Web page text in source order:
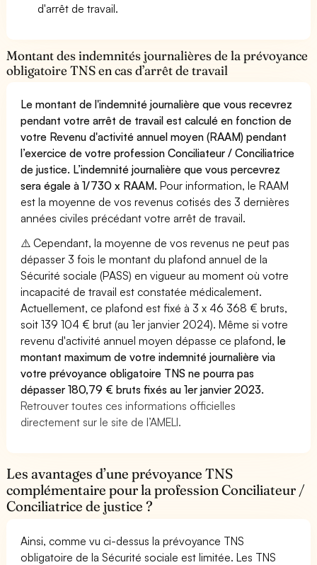
d'arrêt de travail.
Montant des indemnités journalières de la prévoyance
obligatoire TNS en cas d’arrêt de travail
Le montant de l'indemnité journalière que vous recevrez
pendant votre arrêt de travail est calculé en fonction de
votre Revenu d'activité annuel moyen (RAAM) pendant
l’exercice de votre profession Conciliateur / Conciliatrice
de justice. L’indemnité journalière que vous percevrez
sera égale à 1/730 x RAAM. Pour information, le RAAM
est la moyenne de vos revenus cotisés des 3 dernières
années civiles précédant votre arrêt de travail.
⚠️ Cependant, la moyenne de vos revenus ne peut pas
dépasser 3 fois le montant du plafond annuel de la
Sécurité sociale (PASS) en vigueur au moment où votre
incapacité de travail est constatée médicalement.
Actuellement, ce plafond est fixé à 3 x 46 368 € bruts,
soit 139 104 € brut (au 1er janvier 2024). Même si votre
revenu d'activité annuel moyen dépasse ce plafond,le
montant maximum de votre indemnité journalière via
votre prévoyance obligatoire TNS ne pourra pas
dépasser 180,79 € bruts fixés au 1er janvier 2023.
Retrouver toutes ces informations officielles
directement sur le site de l’AMELI.
Les avantages d’une prévoyance TNS
complémentaire pour la profession Conciliateur /
Conciliatrice de justice ?
Ainsi, comme vu ci-dessus la prévoyance TNS
obligatoire de la Sécurité sociale est limitée. Les TNS